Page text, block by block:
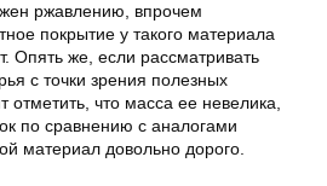
ржавлению, впрочем
покрытие у такого материала
Опять же, если рассматривать
с точки зрения полезных
отметить, что масса ее невелика,
по сравнению с аналогами
материал довольно дорого.